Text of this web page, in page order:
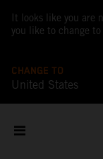
It looks like you are
you like to change
CHANGE TO
United States